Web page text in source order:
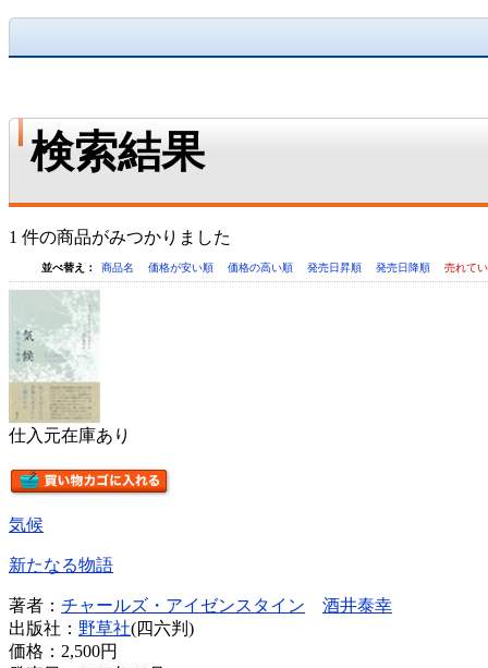
検索結果
1 件の商品がみつかりました
並べ替え： 商品名 価格が安い順 価格の高い順 発売日昇順 発売日降順 売れて
仕入元在庫あり
気候
新たなる物語
著者： チャールズ・アイゼンスタイン
酒井泰幸
出版社： 野草社(四六判)
価格： 2,500円